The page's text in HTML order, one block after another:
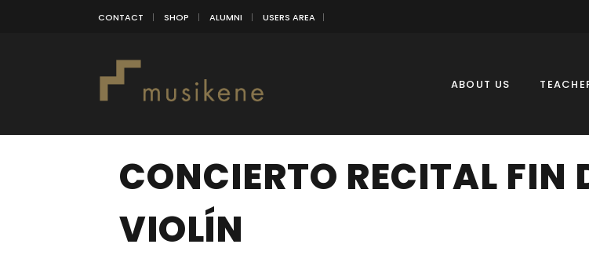
CONTACT SHOP ALUMNI USERS AREA
ABOUT US
CONCIERTO RECITAL FIN
VIOLÍN